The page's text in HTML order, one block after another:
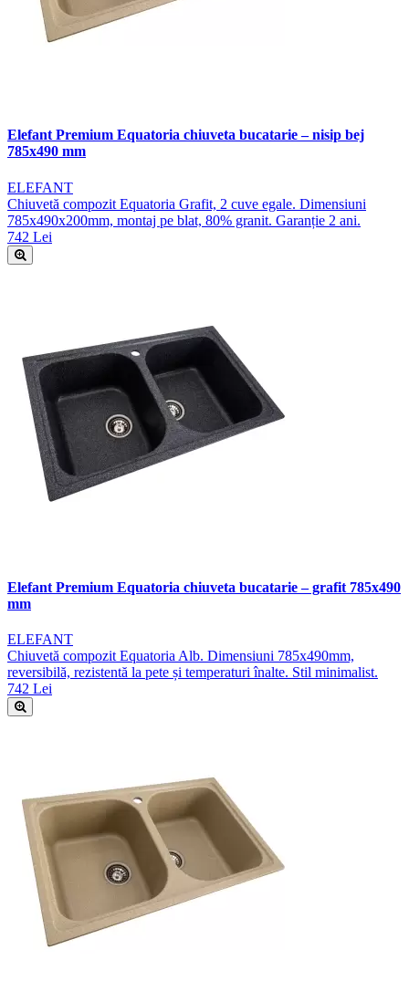
Elefant Premium Equatoria chiuveta bucatarie – nisip bej
785x490 mm
ELEFANT
Chiuvetă compozit Equatoria Grafit, 2 cuve egale. Dimensiuni
785x490x200mm, montaj pe blat, 80% granit. Garanție 2 ani.
742 Lei
Elefant Premium Equatoria chiuveta bucatarie – grafit 785x490
mm
ELEFANT
Chiuvetă compozit Equatoria Alb. Dimensiuni 785x490mm,
reversibilă, rezistentă la pete și temperaturi înalte. Stil minimalist.
742 Lei